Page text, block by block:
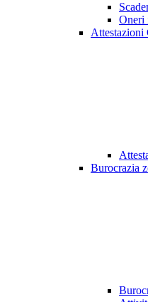
Oneri
Attestazioni
Burocrazia